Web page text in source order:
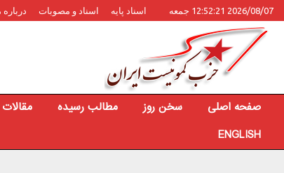
2026/08/07 12:52:21 جمعه اسناد پایه اسناد و مصوبات درباره
صفحه اصلی سخن روز مطالب رسیده مقالات
ENGLISH